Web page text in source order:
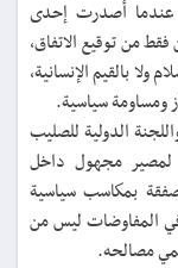
عندما أصدرت إحدى
مواطناً بعد يومين فقط من توقيع الاتفاق،
بالقيم الإنسانية،
ومساومة سياسية.
الدولية للصليب
لمصير مجهول داخل
بمكاسب سياسية
في المفاوضات ليس من
مصالحه.